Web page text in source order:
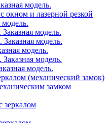
модель.
окном и лазерной резкой
модель.
модель.
модель.
модель.
модель.
модель.
(механический замок)
замком
зеркалом